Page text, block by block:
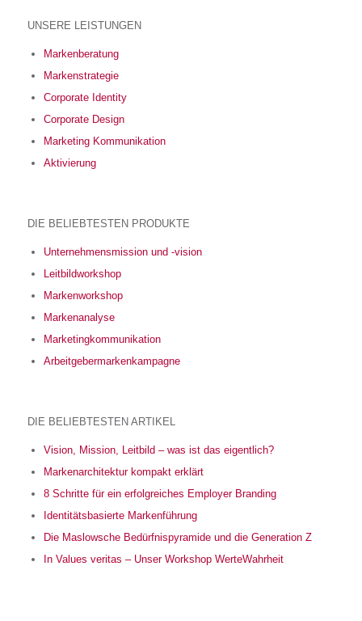
UNSERE LEISTUNGEN
Markenberatung
Markenstrategie
Corporate Identity
Corporate Design
Marketing Kommunikation
Aktivierung
DIE BELIEBTESTEN PRODUKTE
Unternehmensmission und -vision
Leitbildworkshop
Markenworkshop
Markenanalyse
Marketingkommunikation
Arbeitgebermarkenkampagne
DIE BELIEBTESTEN ARTIKEL
Vision, Mission, Leitbild – was ist das eigentlich?
Markenarchitektur kompakt erklärt
8 Schritte für ein erfolgreiches Employer Branding
Identitätsbasierte Markenführung
Die Maslowsche Bedürfnispyramide und die Generation Z
In Values veritas – Unser Workshop WerteWahrheit